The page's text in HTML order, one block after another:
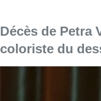
Décès de Petra
coloriste du